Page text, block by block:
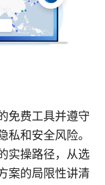
免费工具并遵守
私和安全风险。
实操路径，从选
案的局限性讲清